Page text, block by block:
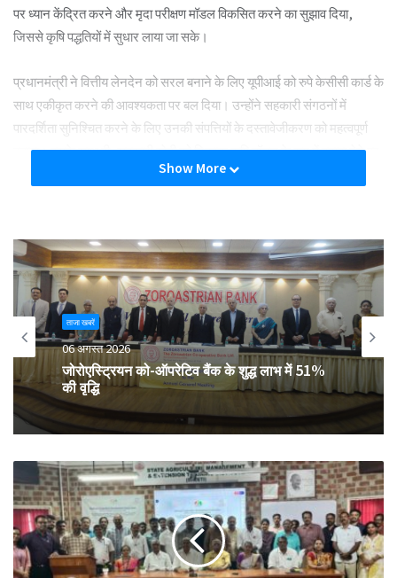
पर ध्यान केंद्रित करने और मृदा परीक्षण मॉडल विकसित करने का सुझाव दिया,
जिससे कृषि पद्धतियों में सुधार लाया जा सके।
प्रधानमंत्री ने वित्तीय लेनदेन को सरल बनाने के लिए यूपीआई को रुपे केसीसी कार्ड के
साथ एकीकृत करने की आवश्यकता पर बल दिया। उन्होंने सहकारी संगठनों में
पारदर्शिता सुनिश्चित करने के लिए उनकी संपत्तियों के दस्तावेजीकरण को महत्वपूर्ण
बताया। इसके साथ ही, सहकारी खेती को टिकाऊ कृषि मॉडल के रूप में बढ़ावा देने पर
कॉलेजों और आईआईएम में सहकारिता पाठ्यक्रम शुरू करने का प्रस्ताव रखा।
उन्होंने सहकारिता संगठनों को उनके प्रदर्शन के आधार पर रैंकिंग देने का सुझाव
दिया, जिससे प्रतिस्पर्धा को बढ़ावा मिलेगा।
बैठक में प्रधानमंत्री को राष्ट्रीय सहकारिता नीति 2025 और सहकारिता मंत्रालय
की उपलब्धियों के बारे में जानकारी दी गई। यह नीति सहकारिता क्षेत्र के व्यवस्थित
और समग्र विकास को गति देने पर केंद्रित है, जिसमें महिलाओं और युवाओं को
प्राथमिकता दी गई है। नीति का उद्देश्य सहकारी समितियों को एक मजबूत कानूनी और
संस्थागत ढांचे के तहत संचालित करना है और ग्रामीण आर्थिक विकास को तेज करना
मंत्रालय ने सहकारिता आंदोलन को मजबूत करने के लिए सात प्रमुख क्षेत्रों में 60 नई
पहलें शुरू की हैं, जिनमें राष्ट्रीय सहकारिता डेटाबेस और कम्प्यूटरीकरण परियोजना
शामिल है, जिससे सहकारी संस्थाओं का डिजिटलीकरण होगा। इसके अलावा,
प्राथमिक कृषि साख समितियों को मजबूत करने और सहकारी चीनी मिलों की दक्षता एवं
Show More
ताजा खबरें
06 अगस्त 2026
जोरोएस्ट्रियन को-ऑपरेटिव बैंक के शुद्ध लाभ में 51%
की वृद्धि